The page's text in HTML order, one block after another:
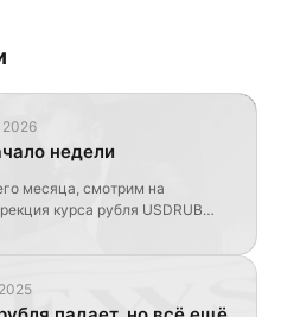
недели
месяца, смотрим на
курса рубля USDRUB
и USD снижаются против